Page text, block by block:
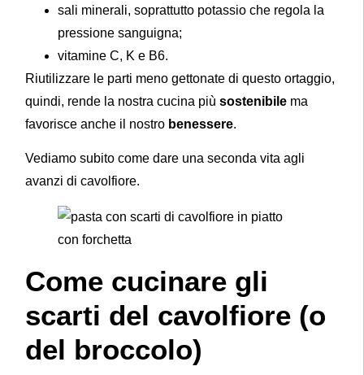
sali minerali, soprattutto potassio che regola la
pressione sanguigna;
vitamine C, K e B6.
Riutilizzare le parti meno gettonate di questo ortaggio,
quindi, rende la nostra cucina piùsostenibile ma
favorisce anche il nostro benessere.
Vediamo subito come dare una seconda vita agli
avanzi di cavolfiore.
Come cucinare gli
scarti del cavolfiore (o
del broccolo)